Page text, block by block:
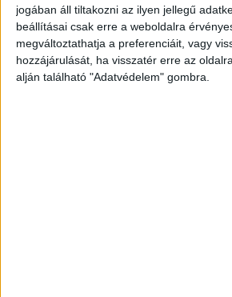
jogában áll tiltakozni az ilyen jellegű
beállításai csak erre a weboldalra
megváltoztathatja a preferenciáit, vagy
hozzájárulását, ha visszatér erre az
alján található "Adatvédelem" gombra.
munkáját végezte.
Ez a veszteség különösen
rendőr halt meg, aki éveken át a
dolgozott, és a mindennapi szolgálat